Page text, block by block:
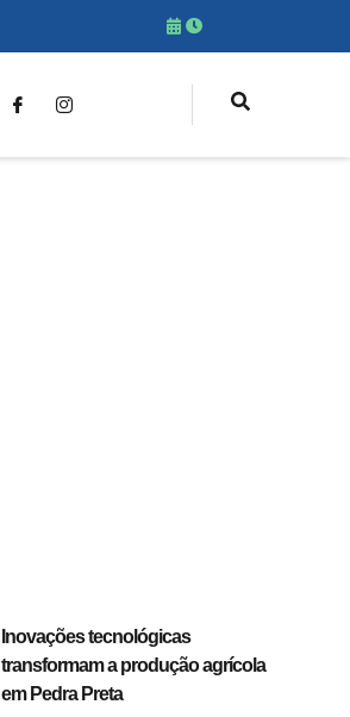
Inovações tecnológicas
transformam a produção agrícola
em Pedra Preta